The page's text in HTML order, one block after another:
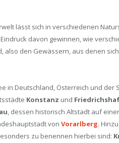
lässt sich in verschiedenen
davon gewinnen, wie
also den Gewässern, aus denen
in Deutschland, Österreich und der
Konstanz und
, dessen historisch Altstadt auf
von Vorarlberg.
zu benennen hierbei sind: